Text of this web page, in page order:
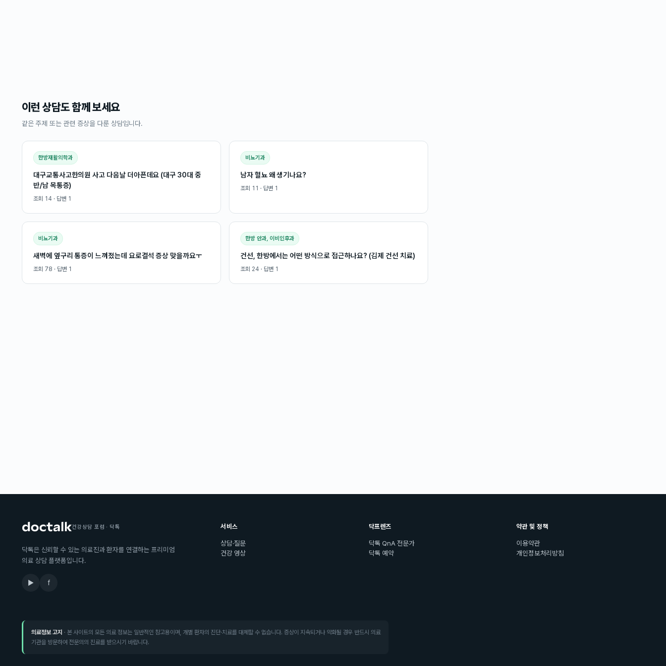
이런 상담도 함께 보세요
같은 주제 또는 관련 증상을 다룬 상담입니다.
한방재활의학과
대구교통사고한의원 사고 다음날 더아픈데요 (대구 30대 중
반/남 목통증)
조회 14 · 답변 1
비뇨기과
남자 혈뇨 왜 생기나요?
조회 11 · 답변 1
비뇨기과
새벽에 옆구리 통증이 느껴졌는데 요로결석 증상 맞을까요ㅜ
조회 78 · 답변 1
한방 안과, 이비인후과
건선, 한방에서는 어떤 방식으로 접근하나요? (김제 건선 치료)
조회 24 · 답변 1
건강상담 포럼 · 닥톡
닥톡은 신뢰할 수 있는 의료진과 환자를 연결하는 프리미엄
의료 상담 플랫폼입니다.
▶ f
서비스
상담·질문
건강 영상
닥프렌즈
닥톡 QnA 전문가
닥톡 예약
약관 및 정책
이용약관
개인정보처리방침
의료정보 고지 · 본 사이트의 모든 의료 정보는 일반적인 참고용이며, 개별 환자의 진단·치료를 대체할 수 없습니다. 증상이 지속되거나 악화될 경우 반드시 의료
기관을 방문하여 전문의의 진료를 받으시기 바랍니다.